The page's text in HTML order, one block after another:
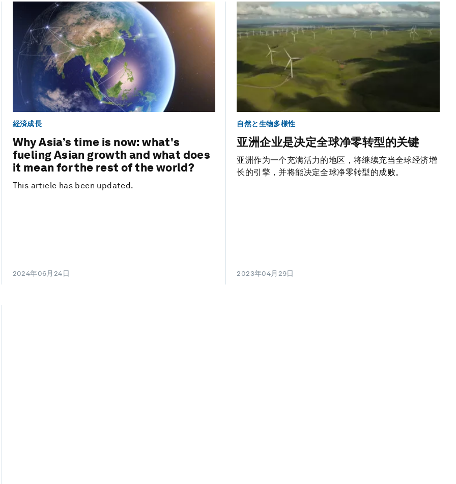
経済成長
Why Asia’s time is now: what's
fueling Asian growth and what does
it mean for the rest of the world?
This article has been updated.
2024年06月24日
自然と生物多様性
亚洲企业是决定全球净零转型的关键
亚洲作为一个充满活力的地区，将继续充当全球经济增
长的引擎，并将能决定全球净零转型的成败。
2023年04月29日